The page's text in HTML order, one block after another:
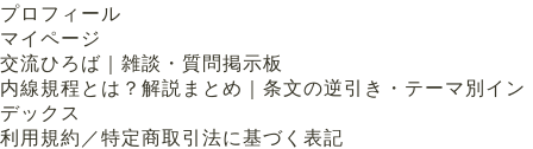
プロフィール
マイページ
交流ひろば｜雑談・質問掲示板
内線規程とは？解説まとめ｜条文の逆引き・テーマ別イン
デックス
利用規約／特定商取引法に基づく表記